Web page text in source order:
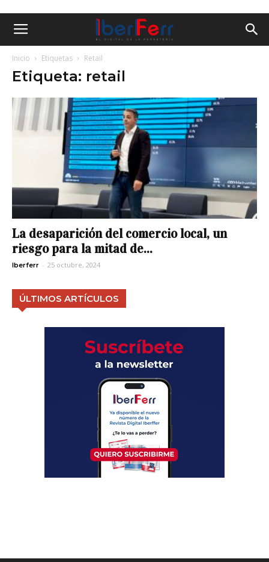
Inicio Etiquetas Retail
Etiqueta: retail
La desaparición del comercio local, un
riesgo para la mitad de...
Iberferr - 25 octubre, 2024
ÚLTIMOS ARTÍCULOS